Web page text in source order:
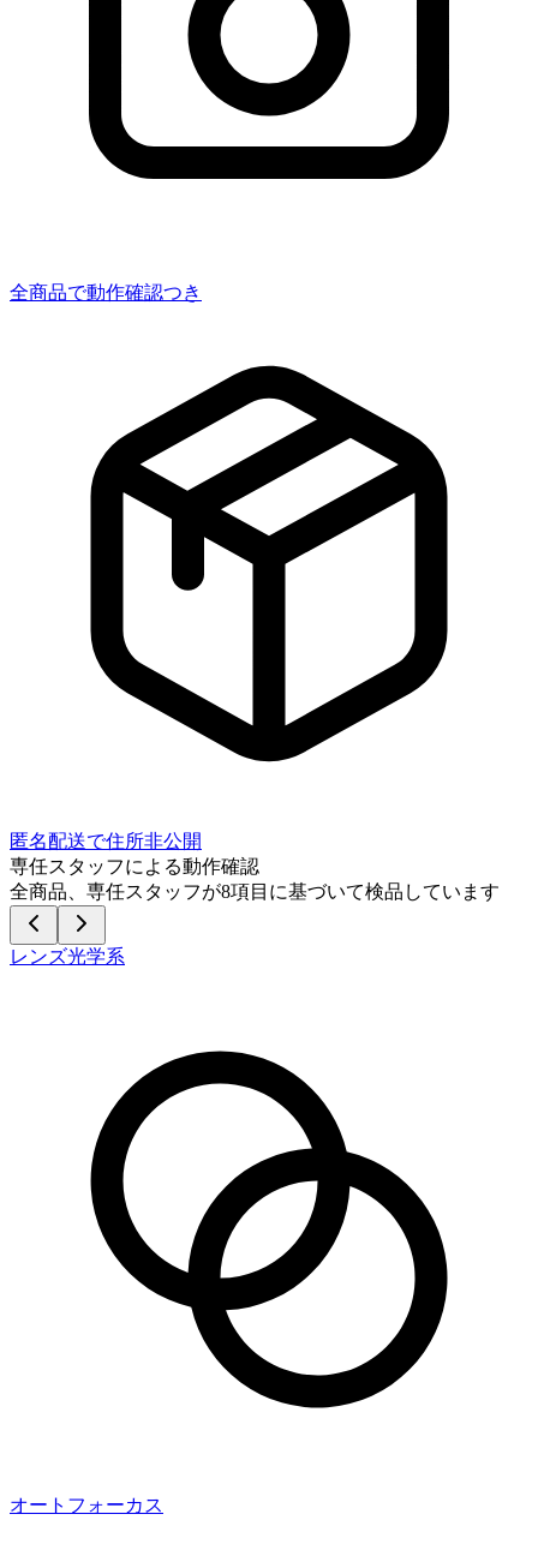
全商品で動作確認つき
匿名配送で住所非公開
専任スタッフによる動作確認
全商品、専任スタッフが8項目に基づいて検品しています
レンズ光学系
オートフォーカス